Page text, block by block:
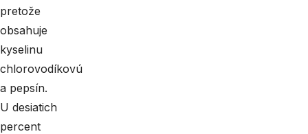
pretože
obsahuje
kyselinu
chlorovodíkovú
a pepsín.
U desiatich
percent